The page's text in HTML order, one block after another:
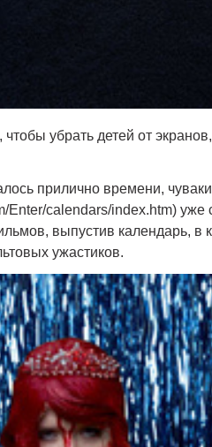
убрать детей от
прилично времени,
Enter/calendars/index.htm) уже
выпустив календарь, в
ужастиков.